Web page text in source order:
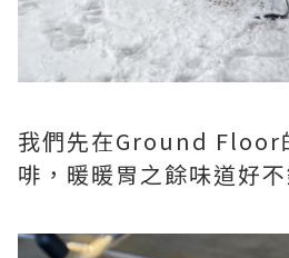
我們先在Ground Floor
啡，暖暖胃之餘味道好不